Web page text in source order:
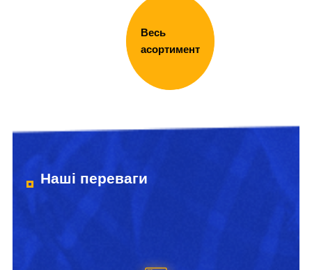
Весь
асортимент
Наші переваги